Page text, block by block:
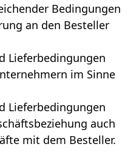
Bedingungen
an den Besteller
Lieferbedingungen
im Sinne
Lieferbedingungen
auch
mit dem Besteller.